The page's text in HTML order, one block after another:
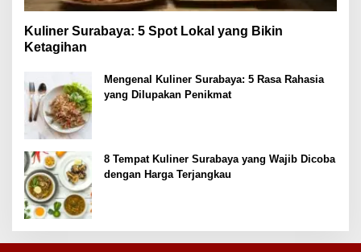
Kuliner Surabaya: 5 Spot Lokal yang Bikin
Ketagihan
Mengenal Kuliner Surabaya: 5 Rasa Rahasia
yang Dilupakan Penikmat
8 Tempat Kuliner Surabaya yang Wajib Dicoba
dengan Harga Terjangkau